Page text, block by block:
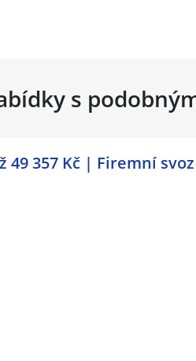
s
49 357 Kč | Firemní svoz